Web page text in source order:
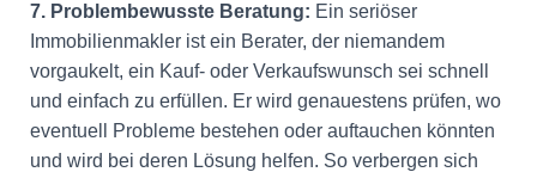
7. Problembewusste Beratung: Ein seriöser
Immobilienmakler ist ein Berater, der niemandem
vorgaukelt, ein Kauf- oder Verkaufswunsch sei schnell
und einfach zu erfüllen. Er wird genauestens prüfen, wo
eventuell Probleme bestehen oder auftauchen könnten
und wird bei deren Lösung helfen. So verbergen sich